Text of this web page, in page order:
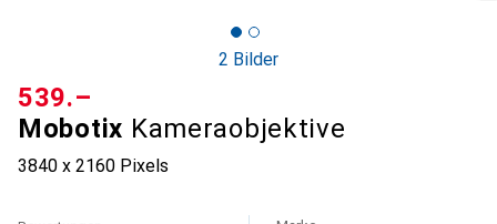
2 Bilder
Mobotix Kameraobjektive
3840 x 2160 Pixels
CHF
539.–